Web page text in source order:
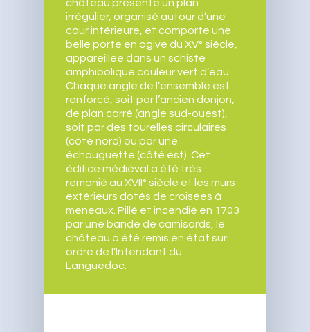
château présente un plan
irrégulier, organisé autour d’une
cour intérieure, et comporte une
belle porte en ogive du XV° siècle,
appareillée dans un schiste
amphibolique couleur vert d’eau.
Chaque angle de l’ensemble est
renforcé, soit par l’ancien donjon,
de plan carré (angle sud-ouest),
soit par des tourelles circulaires
(côté nord) ou par une
échauguette (côté est). Cet
édifice médiéval a été très
remanié au XVII° siècle et les murs
extérieurs dotés de croisées à
meneaux. Pillé et incendié en 1703
par une bande de camisards, le
château a été remis en état sur
ordre de l’Intendant du
Languedoc.